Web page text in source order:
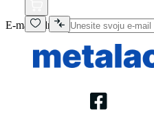
E-mail adresa